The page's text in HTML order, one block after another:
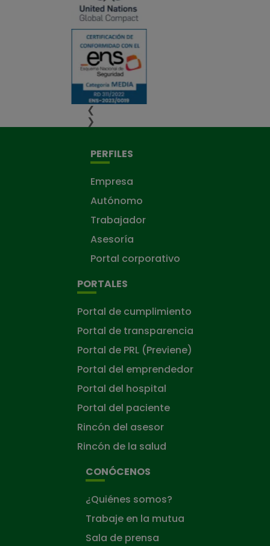
❮
❯
PERFILES
Empresa
Autónomo
Trabajador
Asesoría
Portal corporativo
PORTALES
Portal de cumplimiento
Portal de transparencia
Portal de PRL (Previene)
Portal del emprendedor
Portal del hospital
Portal del paciente
Rincón del asesor
Rincón de la salud
CONÓCENOS
¿Quiénes somos?
Trabaje en la mutua
Sala de prensa